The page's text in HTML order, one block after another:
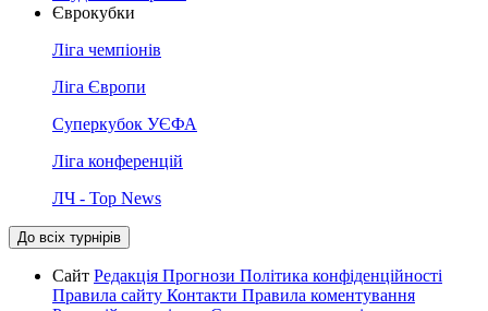
Єврокубки
Ліга чемпіонів
Ліга Європи
Суперкубок УЄФА
Ліга конференцій
ЛЧ - Top News
До всіх турнірів
Сайт Редакція Прогнози Політика конфіденційності
Правила сайту Контакти Правила коментування